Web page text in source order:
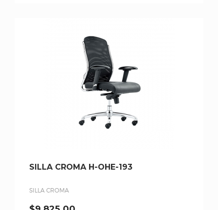
SILLA CROMA H-OHE-193
SILLA CROMA